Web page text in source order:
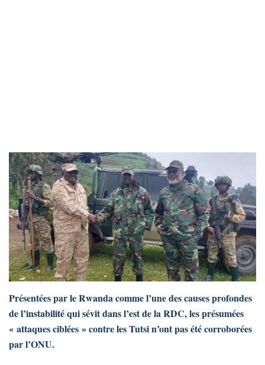
Présentées par le Rwanda comme l’une des causes profondes
de l’instabilité qui sévit dans l’est de la RDC, les présumées
« attaques ciblées » contre les Tutsi n’ont pas été corroborées
par l’ONU.